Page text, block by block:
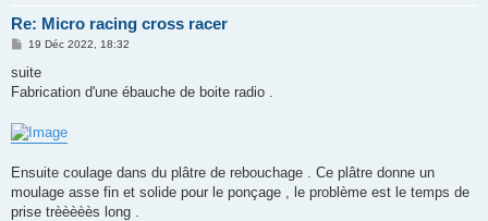
Re: Micro racing cross racer
M
s
a
e
19 Déc 2022, 18:32
suite
Fabrication d'une ébauche de boite radio .
Ensuite coulage dans du plâtre de rebouchage . Ce plâtre donne un
moulage asse fin et solide pour le ponçage , le problème est le temps de
prise trèèèèès long .